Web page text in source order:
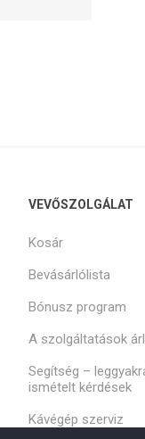
VEVŐSZOLGÁLAT
Kosár
Bevásárlólista
Bónusz program
A szolgáltatások
Segítség –
ismételt kérdések
Kávégép szerviz